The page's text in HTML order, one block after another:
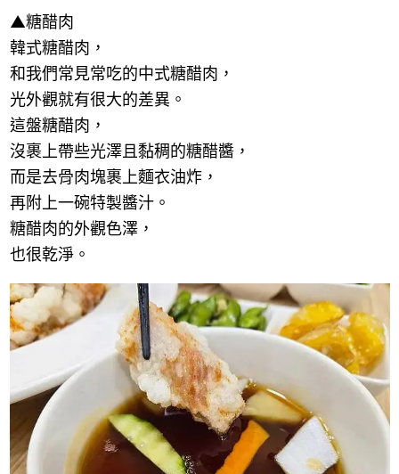
▲糖醋肉
韓式糖醋肉，
和我們常見常吃的中式糖醋肉，
光外觀就有很大的差異。
這盤糖醋肉，
沒裹上帶些光澤且黏稠的糖醋醬，
而是去骨肉塊裹上麵衣油炸，
再附上一碗特製醬汁。
糖醋肉的外觀色澤，
也很乾淨。